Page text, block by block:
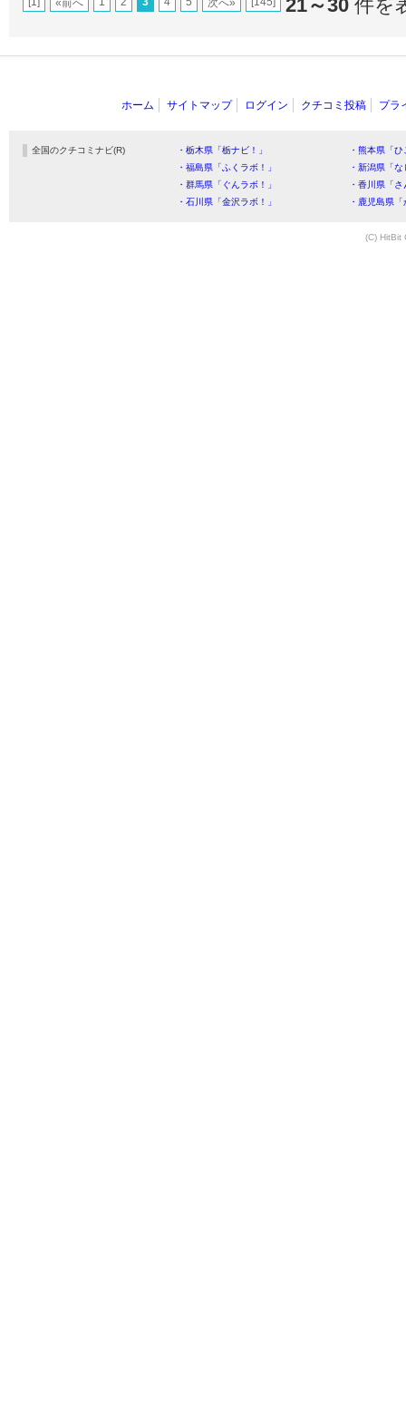
«前へ 次へ» 21～30 件を
ホーム サイトマップ ログイン クチコミ投稿 プラ
全国のクチコミナビ(R) ・栃木県「栃ナビ！」
・熊本県「
・福島県「ふくラボ！」
・新潟県「
・群馬県「ぐんラボ！」
・香川県「
・石川県「金沢ラボ！」
・鹿児島県
(C) HitBit